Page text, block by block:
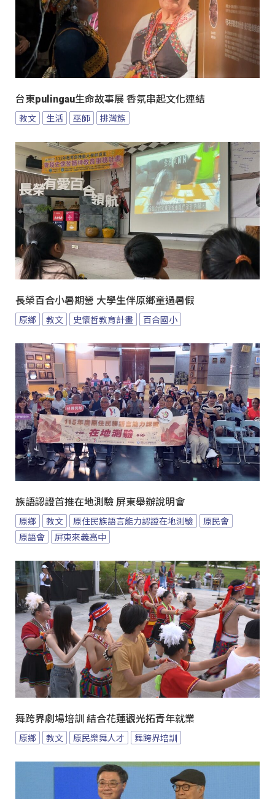
台東pulingau生命故事展 香氛串起文化連結
教文 生活 巫師 排灣族
長榮百合小暑期營 大學生伴原鄉童過暑假
原鄉 教文 史懷哲教育計畫 百合國小
族語認證首推在地測驗 屏東舉辦說明會
原鄉 教文 原住民族語言能力認證在地測驗
原民會
原語會
屏東來義高中
舞跨界劇場培訓 結合花蓮觀光拓青年就業
原鄉 教文 原民樂舞人才 舞跨界培訓